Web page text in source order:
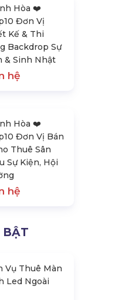
Hòa ❤️️ #top10 Đơn Vị Bán
Thuê Sân Khấu Sự Kiện, Hội
Trường
Hòa ❤️️
Đơn Vị
Kế & Thi
Backdrop Sự
& Sinh Nhật
hệ
Hòa ❤️️
Đơn Vị Bán
Thuê Sân
Sự Kiện, Hội
hệ
BẬT
Vụ Thuê Màn
Led Ngoài